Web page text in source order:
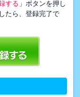
する 」ボタンを押し
たら、登録完了で